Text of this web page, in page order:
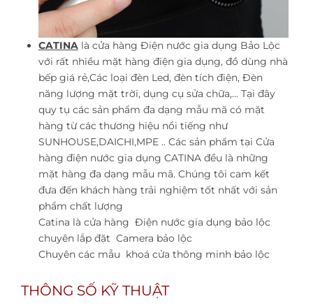
CATINA là cửa hàng Điện nước gia dụng Bảo Lộc
với rất nhiều mặt hàng điện gia dụng, đồ dùng nhà
bếp giá rẻ,Các loại đèn Led, đèn tích điện, Đèn
năng lượng mặt trời, dụng cụ sửa chữa,... Tại đây
quy tụ các sản phẩm đa dạng mẫu mã có mặt
hàng từ các thương hiệu nổi tiếng như
SUNHOUSE,DAICHI,MPE .. Các sản phẩm tại Cửa
hàng điện nước gia dụng CATINA đều là những
mặt hàng đa dạng mẫu mã. Chúng tôi cam kết
đưa đến khách hàng trải nghiệm tốt nhất với sản
phẩm chất lượng
Catina là cửa hàng Điện nước gia dụng bảo lộc
chuyên lắp đặt Camera bảo lộc
Chuyên các mẫu khoá cửa thông minh bảo lộc
THÔNG SỐ KỸ THUẬT